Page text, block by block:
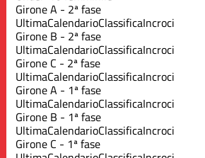
Girone A - 2ª fase
UltimaCalendarioClassificaIncroci
Girone B - 2ª fase
UltimaCalendarioClassificaIncroci
Girone C - 2ª fase
UltimaCalendarioClassificaIncroci
Girone A - 1ª fase
UltimaCalendarioClassificaIncroci
Girone B - 1ª fase
UltimaCalendarioClassificaIncroci
Girone C - 1ª fase